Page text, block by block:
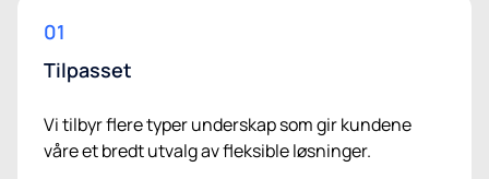
01
Tilpasset
Vi tilbyr flere typer underskap som gir kundene
våre et bredt utvalg av fleksible løsninger.